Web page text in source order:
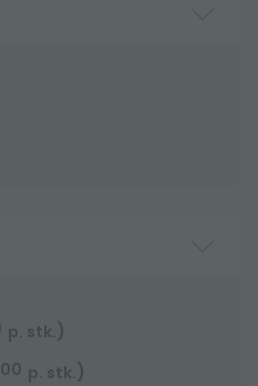
p. stk. )
00 p. stk. )